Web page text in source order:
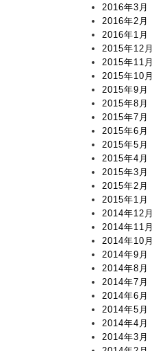
2016年3月
2016年2月
2016年1月
2015年12月
2015年11月
2015年10月
2015年9月
2015年8月
2015年7月
2015年6月
2015年5月
2015年4月
2015年3月
2015年2月
2015年1月
2014年12月
2014年11月
2014年10月
2014年9月
2014年8月
2014年7月
2014年6月
2014年5月
2014年4月
2014年3月